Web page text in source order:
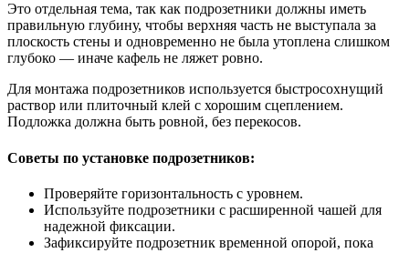
Это отдельная тема, так как подрозетники должны иметь
правильную глубину, чтобы верхняя часть не выступала за
плоскость стены и одновременно не была утоплена слишком
глубоко — иначе кафель не ляжет ровно.
Для монтажа подрозетников используется быстросохнущий
раствор или плиточный клей с хорошим сцеплением.
Подложка должна быть ровной, без перекосов.
Советы по установке подрозетников:
Проверяйте горизонтальность с уровнем.
Используйте подрозетники с расширенной чашей для
надежной фиксации.
Зафиксируйте подрозетник временной опорой, пока